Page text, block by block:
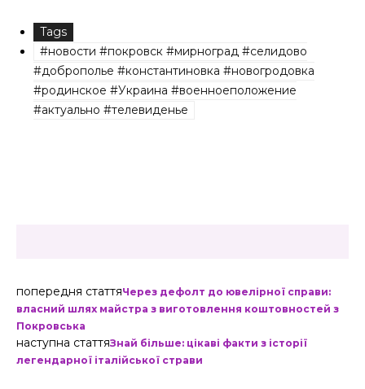
Tags
#новости #покровск #мирноград #селидово
#доброполье #константиновка #новогродовка
#родинское #Украина #военноеположение
#актуально #телевиденье
попередня статтяЧерез дефолт до ювелірної справи:
власний шлях майстра з виготовлення коштовностей з
Покровська
наступна статтяЗнай більше: цікаві факти з історії
легендарної італійської страви